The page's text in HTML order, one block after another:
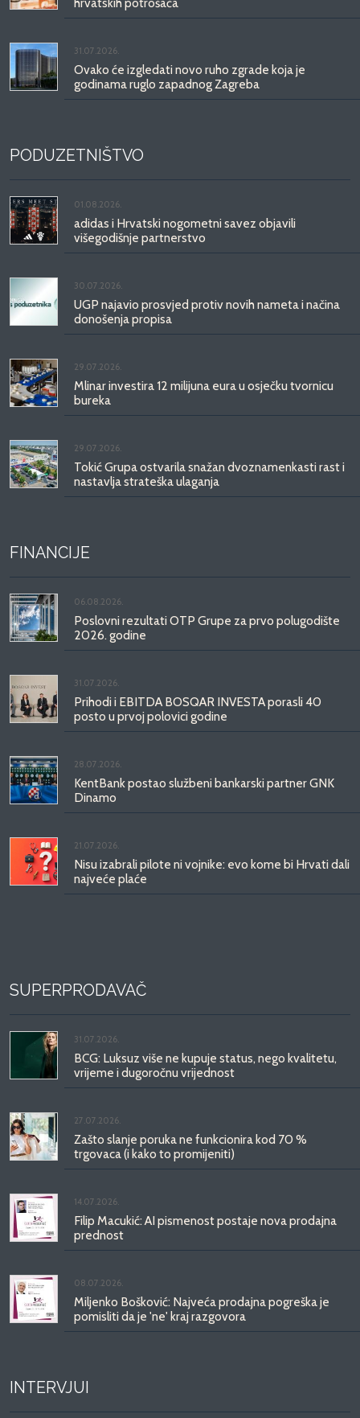
hrvatskih potrošača
31.07.2026.
Ovako će izgledati novo ruho zgrade koja je
godinama ruglo zapadnog Zagreba
PODUZETNIŠTVO
01.08.2026.
adidas i Hrvatski nogometni savez objavili
višegodišnje partnerstvo
30.07.2026.
UGP najavio prosvjed protiv novih nameta i načina
donošenja propisa
29.07.2026.
Mlinar investira 12 milijuna eura u osječku tvornicu
bureka
29.07.2026.
Tokić Grupa ostvarila snažan dvoznamenkasti rast i
nastavlja strateška ulaganja
FINANCIJE
06.08.2026.
Poslovni rezultati OTP Grupe za prvo polugodište
2026. godine
31.07.2026.
Prihodi i EBITDA BOSQAR INVESTA porasli 40
posto u prvoj polovici godine
28.07.2026.
KentBank postao službeni bankarski partner GNK
Dinamo
21.07.2026.
Nisu izabrali pilote ni vojnike: evo kome bi Hrvati dali
najveće plaće
SUPERPRODAVAČ
31.07.2026.
BCG: Luksuz više ne kupuje status, nego kvalitetu,
vrijeme i dugoročnu vrijednost
27.07.2026.
Zašto slanje poruka ne funkcionira kod 70 %
trgovaca (i kako to promijeniti)
14.07.2026.
Filip Macukić: AI pismenost postaje nova prodajna
prednost
08.07.2026.
Miljenko Bošković: Najveća prodajna pogreška je
pomisliti da je 'ne' kraj razgovora
INTERVJUI